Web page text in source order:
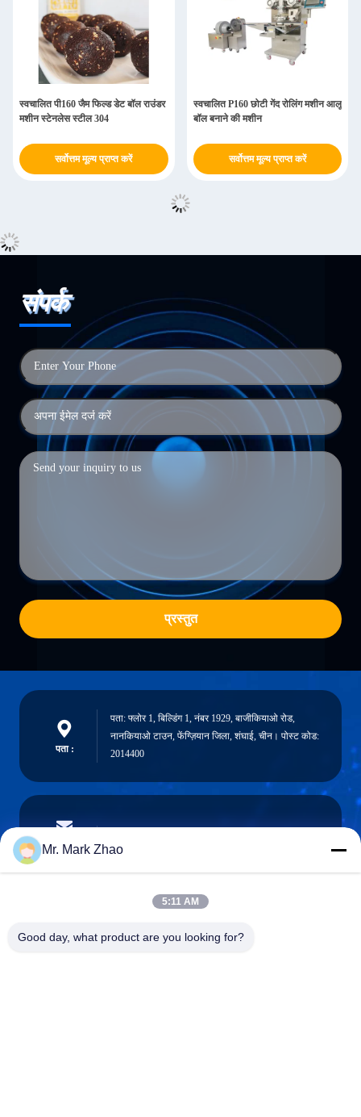
स्वचालित पी160 जैम फिल्ड डेट बॉल राउंडर
मशीन स्टेनलेस स्टील 304
सर्वोत्तम मूल्य प्राप्त करें
स्वचालित P160 छोटी गेंद रोलिंग मशीन आलू
बॉल बनाने की मशीन
सर्वोत्तम मूल्य प्राप्त करें
संपर्क
प्रस्तुत
पता :
पता: फ्लोर 1, बिल्डिंग 1, नंबर 1929, बाजीकियाओ रोड,
नानकियाओ टाउन, फेंग्ज़ियान जिला, शंघाई, चीन। पोस्ट कोड:
2014400
ईमेल
फ़ोन :
Mr. Mark Zhao
5:11 AM
Good day, what product are you looking for?